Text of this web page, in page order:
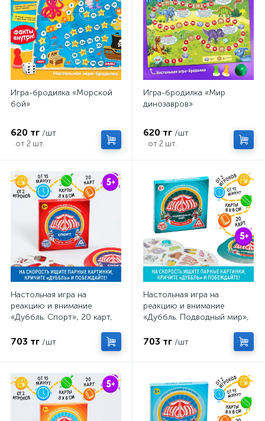
Игра-бродилка «Морской
бой»
620 тг /шт
от 2 шт.
Игра-бродилка «Мир
динозавров»
620 тг /шт
от 2 шт.
Настольная игра на
реакцию и внимание
«Дуббль. Спорт», 20 карт,
703 тг /шт
Настольная игра на
реакцию и внимание
«Дуббль. Подводный мир»,
703 тг /шт